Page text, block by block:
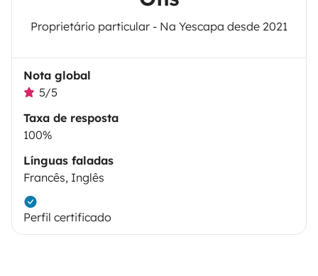
Proprietário particular - Na Yescapa desde 2021
Nota global
5/5
Taxa de resposta
100%
Línguas faladas
Francês, Inglês
Perfil certificado